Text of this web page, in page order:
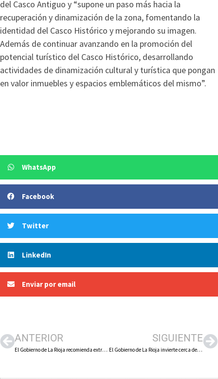
del Casco Antiguo y “supone un paso más hacia la
recuperación y dinamización de la zona, fomentando la
identidad del Casco Histórico y mejorando su imagen.
Además de continuar avanzando en la promoción del
potencial turístico del Casco Histórico, desarrollando
actividades de dinamización cultural y turística que pongan
en valor inmuebles y espacios emblemáticos del mismo”.
WhatsApp
Facebook
Twitter
LinkedIn
Enviar por email
ANTERIOR
El Gobierno de La Rioja recomienda extremar las precauciones ante la subida de las temperaturas prevista en los próximos días
SIGUIENTE
El Gobierno de La Rioja invierte cerca de 300.000 euros en la mejora del colector de saneamiento de Alfaro